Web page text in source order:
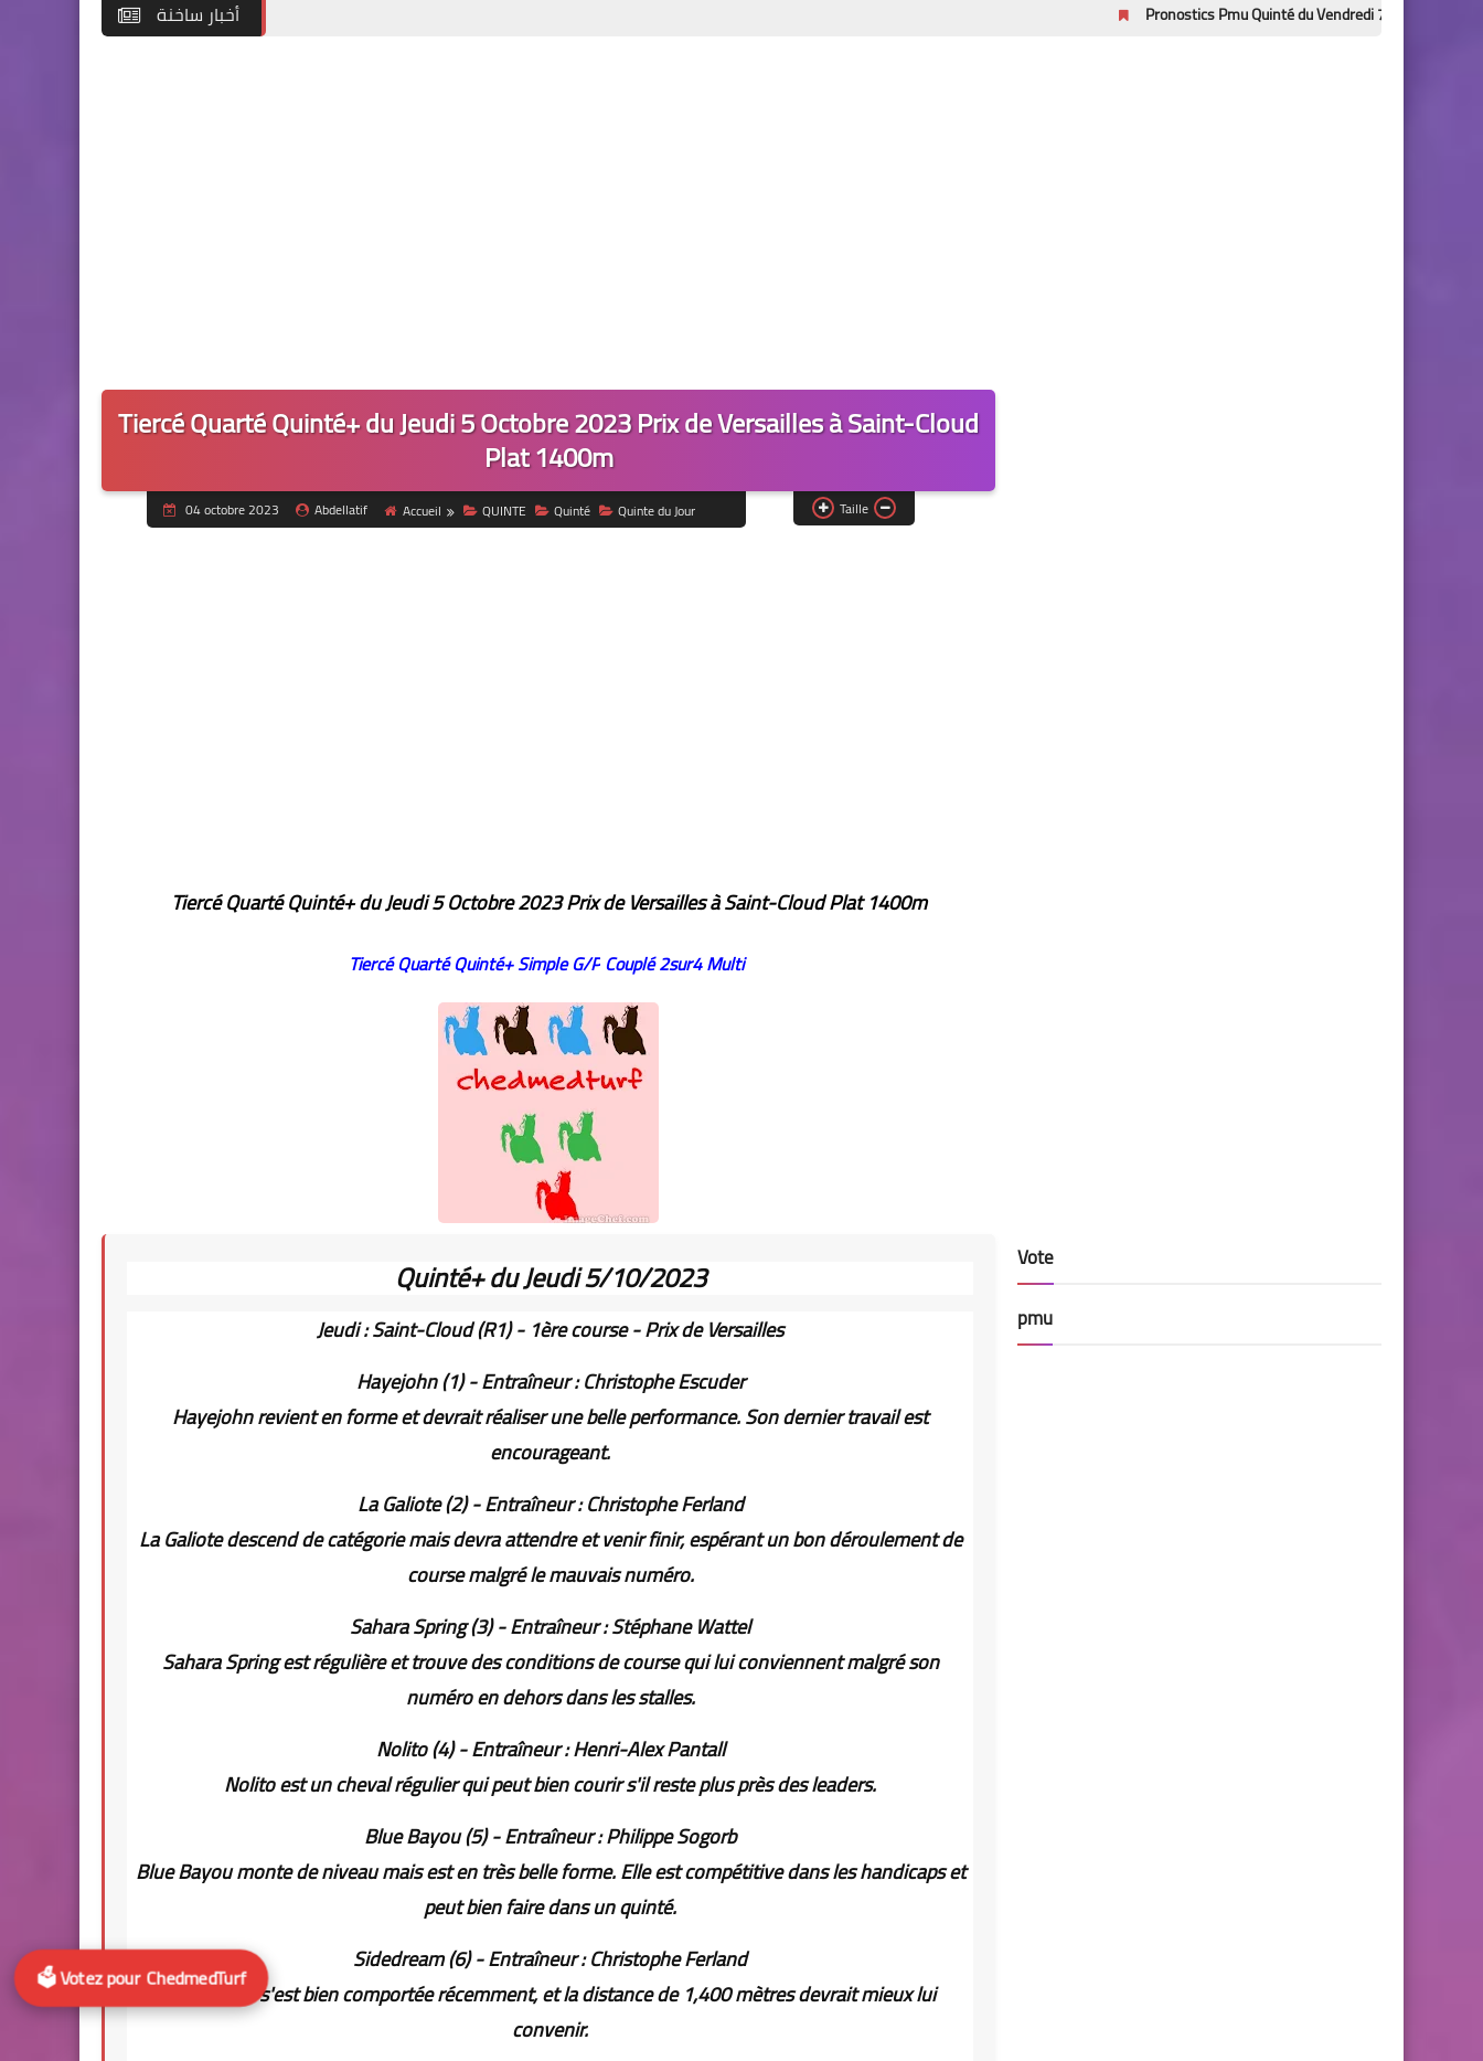
أخبار ساخنة Pronostics Pmu Quinté du Vendredi 7/8/2026 – Prix Bruno
Tiercé Quarté Quinté+ du Jeudi 5 Octobre 2023 Prix de Versailles à Saint-Cloud
Plat 1400m
04 octobre 2023 Abdellatif Accueil QUINTE Quinté Quinte du Jour Taille
Tiercé Quarté Quinté+ du Jeudi 5 Octobre 2023Prix de Versailles à Saint-Cloud Plat 1400m
Tiercé Quarté Quinté+Simple G/PCouplé2sur4Multi
Quinté+ du Jeudi 5/10/2023
Jeudi : Saint-Cloud (R1) - 1ère course - Prix de Versailles
Hayejohn (1) - Entraîneur : Christophe Escuder
Hayejohn revient en forme et devrait réaliser une belle performance. Son dernier travail est
encourageant.
La Galiote (2) - Entraîneur : Christophe Ferland
La Galiote descend de catégorie mais devra attendre et venir finir, espérant un bon déroulement de
course malgré le mauvais numéro.
Sahara Spring (3) - Entraîneur : Stéphane Wattel
Sahara Spring est régulière et trouve des conditions de course qui lui conviennent malgré son
numéro en dehors dans les stalles.
Nolito (4) - Entraîneur : Henri-Alex Pantall
Nolito est un cheval régulier qui peut bien courir s'il reste plus près des leaders.
Blue Bayou (5) - Entraîneur : Philippe Sogorb
Blue Bayou monte de niveau mais est en très belle forme. Elle est compétitive dans les handicaps et
peut bien faire dans un quinté.
Sidedream (6) - Entraîneur : Christophe Ferland
Sidedream s'est bien comportée récemment, et la distance de 1,400 mètres devrait mieux lui
convenir.
Vote
🗳️ Votez pour ChedmedTurf
pmu